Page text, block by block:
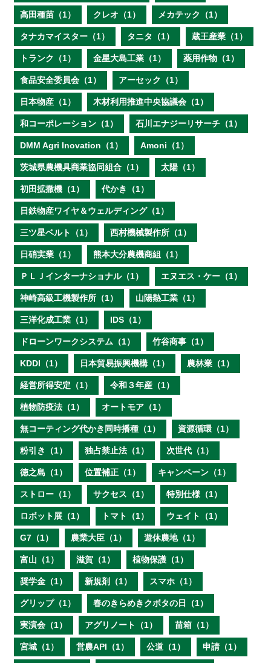
高田種苗（1） クレオ（1） メカテック（1）
タナカマイスター（1） タニタ（1） 蔵王産業（1）
トランク（1） 金星大島工業（1） 薬用作物（1）
食品安全委員会（1） アーセック（1）
日本物産（1） 木材利用推進中央協議会（1）
和コーポレーション（1） 石川エナジーリサーチ（1）
DMM Agri Inovation（1） Amoni（1）
茨城県農機具商業協同組合（1） 太陽（1）
初田拡撒機（1） 代かき（1）
日鉄物産ワイヤ＆ウェルディング（1）
三ツ星ベルト（1） 西村機械製作所（1）
日硝実業（1） 熊本大分農機商組（1）
ＰＬＪインターナショナル（1） エヌエス・ケー（1）
神崎高級工機製作所（1） 山陽熱工業（1）
三洋化成工業（1） IDS（1）
ドローンワークシステム（1） 竹谷商事（1）
KDDI（1） 日本貿易振興機構（1） 農林業（1）
経営所得安定（1） 令和３年産（1）
植物防疫法（1） オートモア（1）
無コーティング代かき同時播種（1） 資源循環（1）
粉引き（1） 独占禁止法（1） 次世代（1）
徳之島（1） 位置補正（1） キャンペーン（1）
ストロー（1） サクセス（1） 特別仕様（1）
ロボット展（1） トマト（1） ウェイト（1）
G7（1） 農業大臣（1） 遊休農地（1）
富山（1） 滋賀（1） 植物保護（1）
奨学金（1） 新規剤（1） スマホ（1）
グリップ（1） 春のきらめきクボタの日（1）
実演会（1） アグリノート（1） 苗箱（1）
宮城（1） 営農API（1） 公道（1） 申請（1）